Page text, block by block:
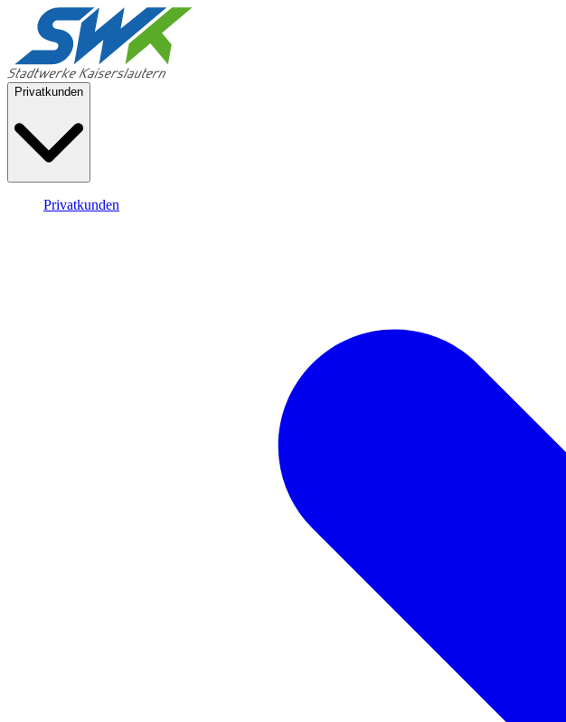
Privatkunden
Privatkunden